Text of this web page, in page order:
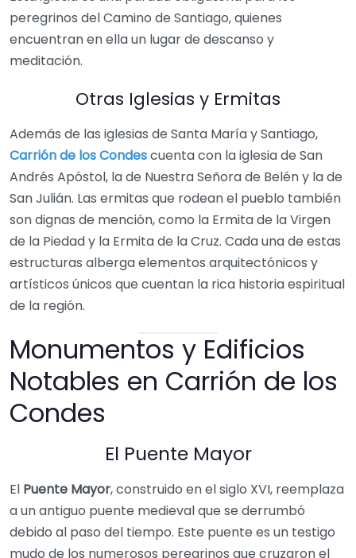
peregrinos del Camino de Santiago, quienes
encuentran en ella un lugar de descanso y
meditación.
Otras Iglesias y Ermitas
Además de las iglesias de Santa María y Santiago,
Carrión de los Condescuenta con la iglesia de San
Andrés Apóstol, la de Nuestra Señora de Belén y la de
San Julián. Las ermitas que rodean el pueblo también
son dignas de mención, como la Ermita de la Virgen
de la Piedad y la Ermita de la Cruz. Cada una de estas
estructuras alberga elementos arquitectónicos y
artísticos únicos que cuentan la rica historia espiritual
de la región.
Monumentos y Edificios
Notables en Carrión de los
Condes
El Puente Mayor
El Puente Mayor, construido en el siglo XVI, reemplaza
a un antiguo puente medieval que se derrumbó
debido al paso del tiempo. Este puente es un testigo
mudo de los numerosos peregrinos que cruzaron el